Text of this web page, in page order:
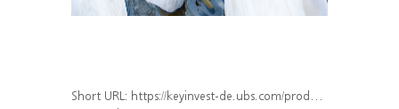
Short URL: https://keyinvest-de.ubs.com/produkt/detail/index/isin/DE000WA4S023